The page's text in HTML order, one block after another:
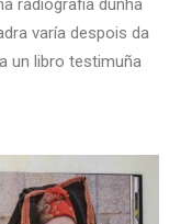
radiografia dunha
varía despois da
un libro testimuña